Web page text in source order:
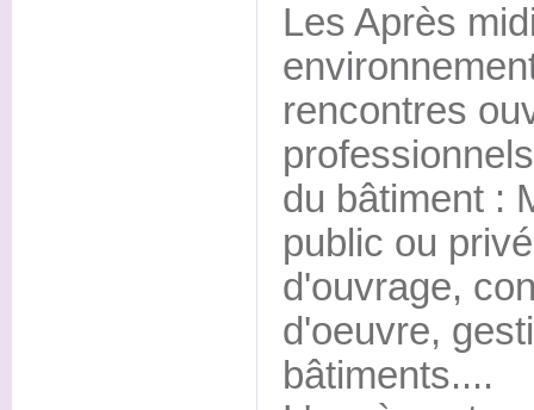
Les Après
rencontres
du bâtiment :
public ou
d'ouvrage,
d'oeuvre,
bâtiments....